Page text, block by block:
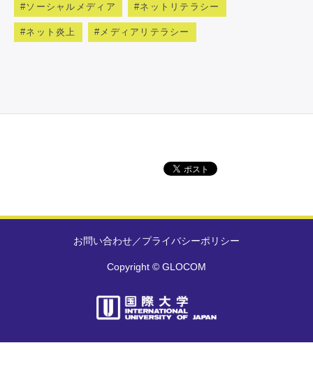
ソーシャルメディア ネットリテラシー
ネット炎上 メディアリテラシー
お問い合わせ／プライバシーポリシー
Copyright © GLOCOM